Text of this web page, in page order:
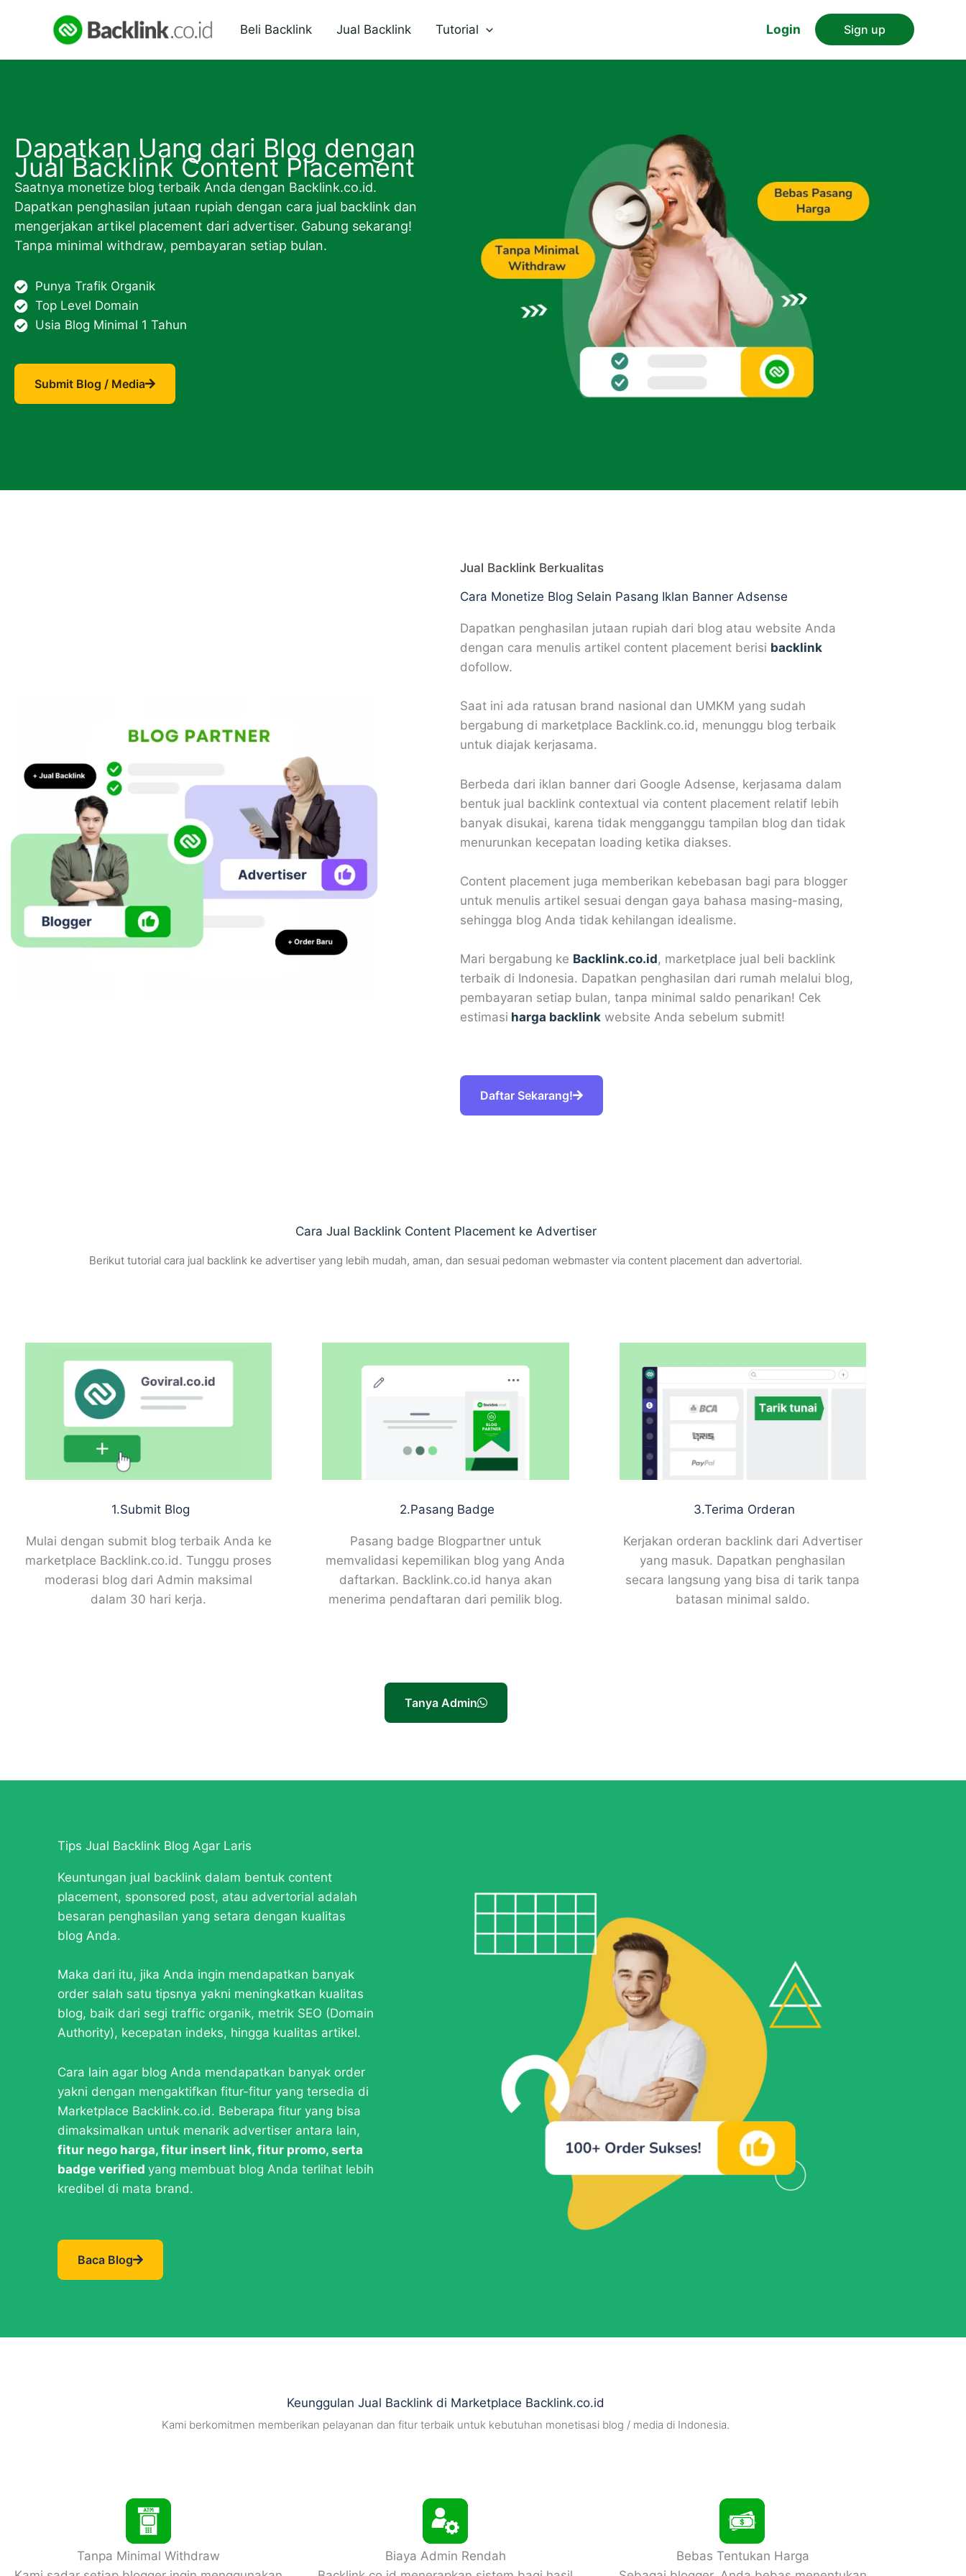
Beli Backlink Jual Backlink Tutorial Login Sign up
Dapatkan Uang dari Blog dengan
Jual Backlink Content Placement
Saatnya monetize blog terbaik Anda dengan Backlink.co.id.
Dapatkan penghasilan jutaan rupiah dengan cara jual backlink dan
mengerjakan artikel placement dari advertiser. Gabung sekarang!
Tanpa minimal withdraw, pembayaran setiap bulan.
Punya Trafik Organik
Top Level Domain
Usia Blog Minimal 1 Tahun
Submit Blog / Media
Jual Backlink Berkualitas
Cara Monetize Blog Selain Pasang Iklan Banner Adsense
Dapatkan penghasilan jutaan rupiah dari blog atau website Anda
dengan cara menulis artikel content placement berisi backlink
dofollow.
Saat ini ada ratusan brand nasional dan UMKM yang sudah
bergabung di marketplace Backlink.co.id, menunggu blog terbaik
untuk diajak kerjasama.
Berbeda dari iklan banner dari Google Adsense, kerjasama dalam
bentuk jual backlink contextual via content placement relatif lebih
banyak disukai, karena tidak mengganggu tampilan blog dan tidak
menurunkan kecepatan loading ketika diakses.
Content placement juga memberikan kebebasan bagi para blogger
untuk menulis artikel sesuai dengan gaya bahasa masing-masing,
sehingga blog Anda tidak kehilangan idealisme.
Mari bergabung ke Backlink.co.id, marketplace jual beli backlink
terbaik di Indonesia. Dapatkan penghasilan dari rumah melalui blog,
pembayaran setiap bulan, tanpa minimal saldo penarikan! Cek
estimasi harga backlink website Anda sebelum submit!
Daftar Sekarang!
Cara Jual Backlink Content Placement ke Advertiser
Berikut tutorial cara jual backlink ke advertiser yang lebih mudah, aman, dan sesuai pedoman webmaster via content placement dan advertorial.
1.Submit Blog
Mulai dengan submit blog terbaik Anda ke
marketplace Backlink.co.id. Tunggu proses
moderasi blog dari Admin maksimal
dalam 30 hari kerja.
2.Pasang Badge
Pasang badge Blogpartner untuk
memvalidasi kepemilikan blog yang Anda
daftarkan. Backlink.co.id hanya akan
menerima pendaftaran dari pemilik blog.
3.Terima Orderan
Kerjakan orderan backlink dari Advertiser
yang masuk. Dapatkan penghasilan
secara langsung yang bisa di tarik tanpa
batasan minimal saldo.
Tanya Admin
Tips Jual Backlink Blog Agar Laris
Keuntungan jual backlink dalam bentuk content
placement, sponsored post, atau advertorial adalah
besaran penghasilan yang setara dengan kualitas
blog Anda.
Maka dari itu, jika Anda ingin mendapatkan banyak
order salah satu tipsnya yakni meningkatkan kualitas
blog, baik dari segi traffic organik, metrik SEO (Domain
Authority), kecepatan indeks, hingga kualitas artikel.
Cara lain agar blog Anda mendapatkan banyak order
yakni dengan mengaktifkan fitur-fitur yang tersedia di
Marketplace Backlink.co.id. Beberapa fitur yang bisa
dimaksimalkan untuk menarik advertiser antara lain,
fitur nego harga, fitur insert link, fitur promo, serta
badge verified yang membuat blog Anda terlihat lebih
kredibel di mata brand.
Baca Blog
Keunggulan Jual Backlink di Marketplace Backlink.co.id
Kami berkomitmen memberikan pelayanan dan fitur terbaik untuk kebutuhan monetisasi blog / media di Indonesia.
Tanpa Minimal Withdraw​
Biaya Admin Rendah
Bebas Tentukan Harga